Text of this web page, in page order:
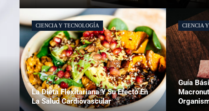
CIENCIA Y TECNOLOGÍA
La Dieta Flexitariana Y Su Efecto En
La Salud Cardiovascular
CIENCIA
Guía